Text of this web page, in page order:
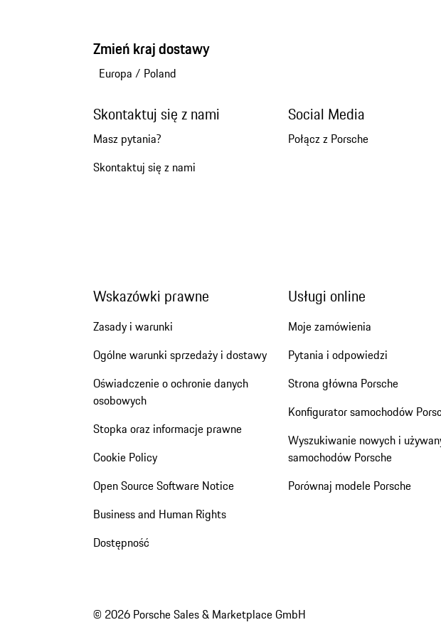
Zmień kraj dostawy
Europa / Poland
Skontaktuj się z nami
Masz pytania?
Skontaktuj się z nami
Social Media
Połącz z Porsche
Wskazówki prawne
Zasady i warunki
Ogólne warunki sprzedaży i dostawy
Oświadczenie o ochronie danych
osobowych
Stopka oraz informacje prawne
Cookie Policy
Open Source Software Notice
Business and Human Rights
Dostępność
Usługi online
Moje zamówienia
Pytania i odpowiedzi
Strona główna Porsche
Konfigurator samochodów
Wyszukiwanie nowych i
samochodów Porsche
Porównaj modele Porsche
© 2026 Porsche Sales & Marketplace GmbH